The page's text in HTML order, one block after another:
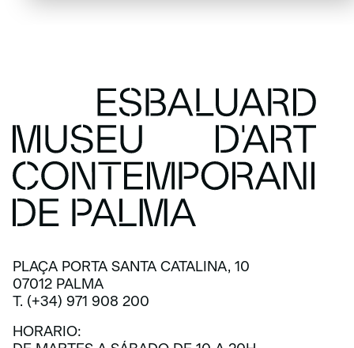
PLAÇA PORTA SANTA CATALINA, 10
07012 PALMA
T. (+34) 971 908 200
HORARIO: